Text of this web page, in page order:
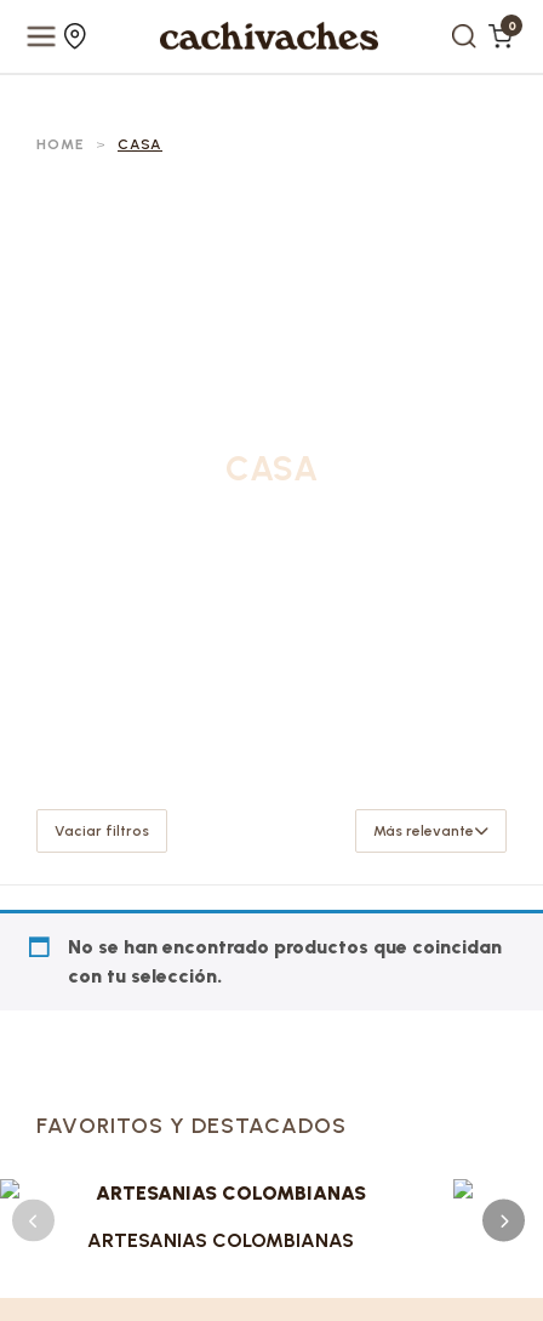
0
HOME > CASA
CASA
Vaciar filtros Más relevante
No se han encontrado productos que coincidan
con tu selección.
FAVORITOS Y DESTACADOS
ARTESANIAS COLOMBIANAS